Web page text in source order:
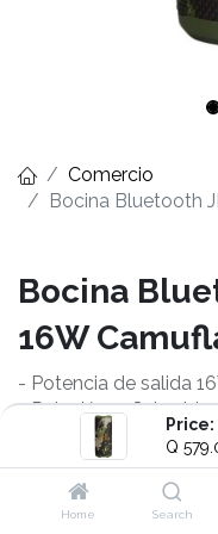
Price:
Q
Home Search
Comercio
Bocina Bluetooth
Bocina
16W
- Potencia de salida
- Relación señal-ruido
- Respuesta en
- Versión Bluetooth 5.4
- Tiempo de carga 3
- Tiempo de